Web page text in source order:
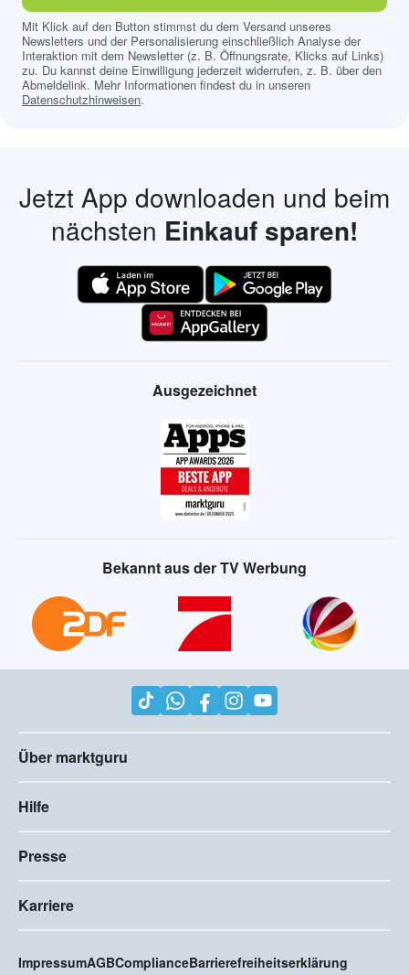
Mit Klick auf den Button stimmst du dem Versand unseres
Newsletters und der Personalisierung einschließlich Analyse der
Interaktion mit dem Newsletter (z. B. Öffnungsrate, Klicks auf Links)
zu. Du kannst deine Einwilligung jederzeit widerrufen, z. B. über den
Abmeldelink. Mehr Informationen findest du in unseren
Datenschutzhinweisen.
Jetzt App downloaden und beim
nächsten Einkauf sparen!
Ausgezeichnet
Bekannt aus der TV Werbung
Über marktguru
Hilfe
Presse
Karriere
ImpressumAGBComplianceBarrierefreiheitserklärung